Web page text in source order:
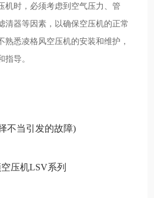
机时，必须考虑到空气压力、管
清器等因素，以确保空压机的正常
熟悉凌格风空压机的安装和维护，
导。
不当引发的故障)
压机LSV系列